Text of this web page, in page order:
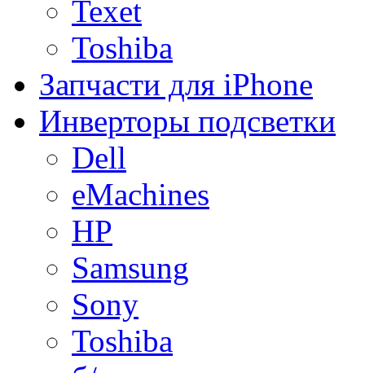
Texet
Toshiba
Запчасти для iPhone
Инверторы подсветки
Dell
eMachines
HP
Samsung
Sony
Toshiba